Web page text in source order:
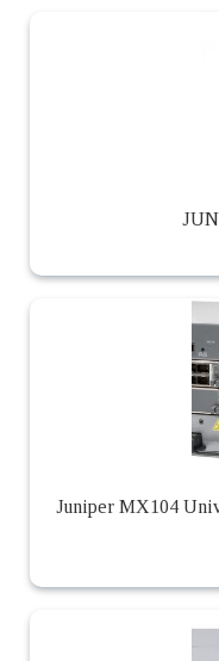
Juniper MX104